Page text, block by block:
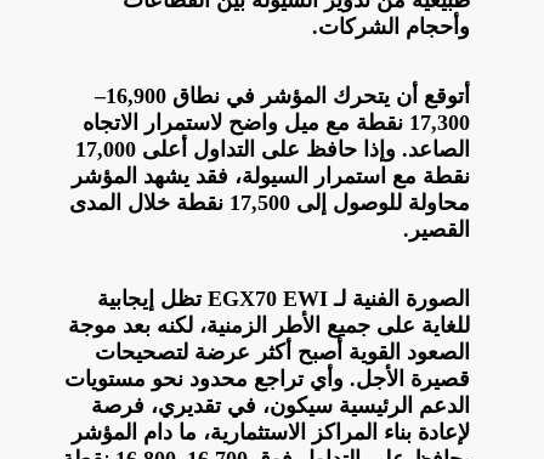
وأحجام الشركات.
أتوقع أن يتحرك المؤشر في نطاق 16,900–
17,300 نقطة مع ميل واضح لاستمرار الاتجاه
الصاعد. وإذا حافظ على التداول أعلى 17,000
نقطة مع استمرار السيولة، فقد يشهد المؤشر
محاولة للوصول إلى 17,500 نقطة خلال المدى
القصير.
الصورة الفنية لـ EGX70 EWI تظل إيجابية
للغاية على جميع الأطر الزمنية، لكنه بعد موجة
الصعود القوية أصبح أكثر عرضة لتصحيحات
قصيرة الأجل. وأي تراجع محدود نحو مستويات
الدعم الرئيسية سيكون، في تقديري، فرصة
لإعادة بناء المراكز الاستثمارية، ما دام المؤشر